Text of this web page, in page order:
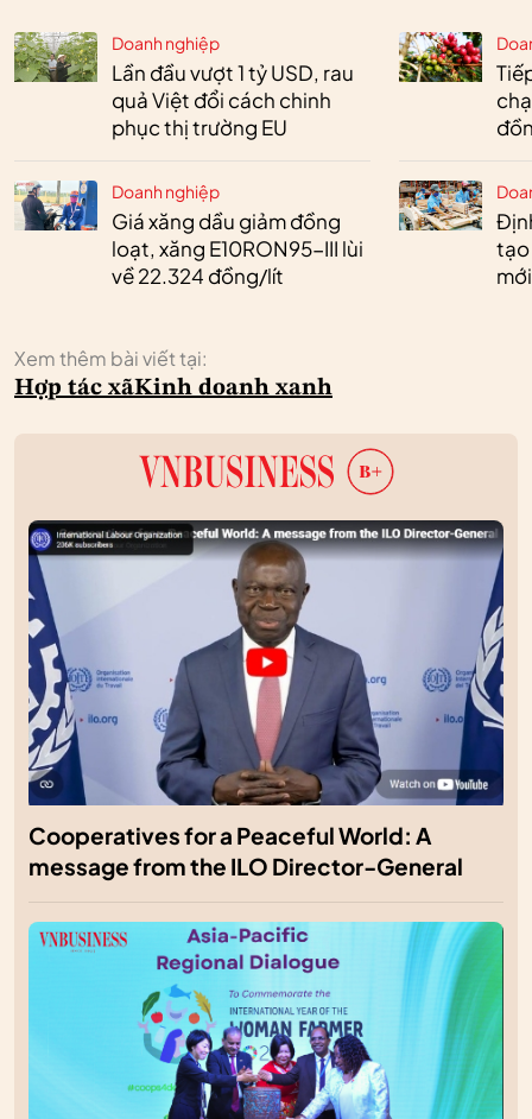
Doanh nghiệp
Lần đầu vượt 1 tỷ USD, rau
quả Việt đổi cách chinh
phục thị trường EU
Doanh nghiệp
Giá xăng dầu giảm đồng
loạt, xăng E10RON95-III lùi
về 22.324 đồng/lít
tạo
Xem thêm bài viết tại:
Hợp tác xãKinh doanh xanh
Cooperatives for a Peaceful World: A
message from the ILO Director-General